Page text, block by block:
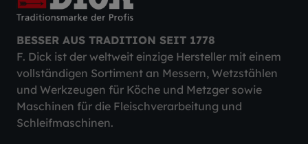
BESSER AUS TRADITION SEIT 1778
F. Dick ist der weltweit einzige Hersteller mit einem
vollständigen Sortiment an Messern, Wetzstählen
und Werkzeugen für Köche und Metzger sowie
Maschinen für die Fleischverarbeitung und
Schleifmaschinen.